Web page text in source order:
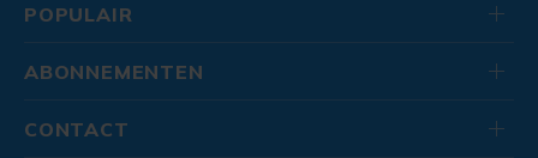
POPULAIR
ABONNEMENTEN
CONTACT